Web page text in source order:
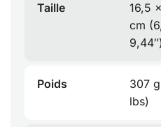
Taille
16,5
cm
Poids
307
lbs)